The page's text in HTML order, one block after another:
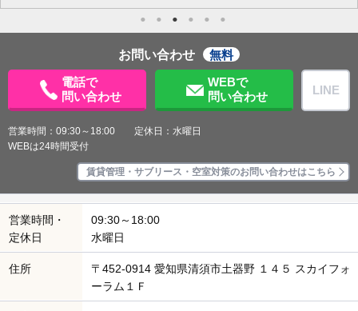
お問い合わせ
無料
電話で
問い合わせ
WEBで
問い合わせ
LINE
営業時間：09:30～18:00 定休日：水曜日
WEBは24時間受付
賃貸管理・サブリース・空室対策のお問い合わせはこちら
営業時間・
定休日
09:30～18:00
水曜日
住所
〒452-0914 愛知県清須市土器野 １４５ スカイフォ
ーラム１Ｆ